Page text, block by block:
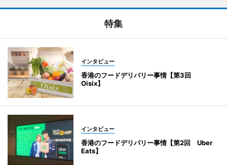
特集
インタビュー
香港のフードデリバリー事情【第3回
Oisix】
インタビュー
香港のフードデリバリー事情【第2回 Uber
Eats】